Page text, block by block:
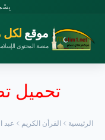
موقع لكل
منصة المحتوى
تحميل
الرئيسية القرأن الكريم عبد